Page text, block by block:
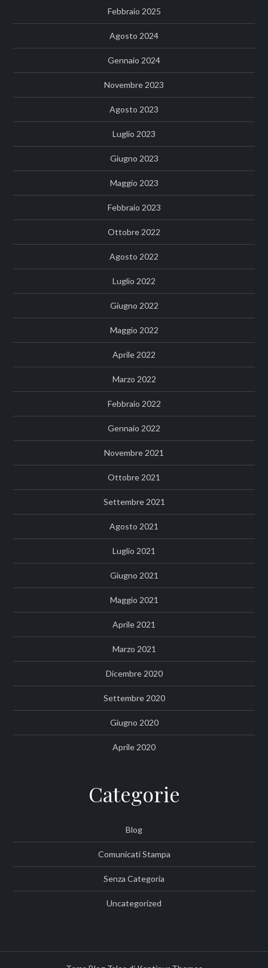
Febbraio 2025
Agosto 2024
Gennaio 2024
Novembre 2023
Agosto 2023
Luglio 2023
Giugno 2023
Maggio 2023
Febbraio 2023
Ottobre 2022
Agosto 2022
Luglio 2022
Giugno 2022
Maggio 2022
Aprile 2022
Marzo 2022
Febbraio 2022
Gennaio 2022
Novembre 2021
Ottobre 2021
Settembre 2021
Agosto 2021
Luglio 2021
Giugno 2021
Maggio 2021
Aprile 2021
Marzo 2021
Dicembre 2020
Settembre 2020
Giugno 2020
Aprile 2020
Categorie
Blog
Comunicati Stampa
Senza Categoria
Uncategorized